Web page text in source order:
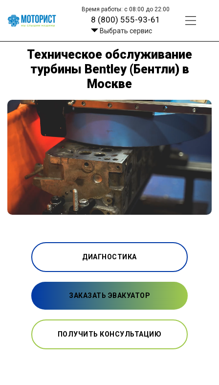
Время работы: с 08:00 до 22:00
8 (800) 555-93-61
Выбрать сервис
Техническое обслуживание
турбины Bentley (Бентли) в
Москве
ДИАГНОСТИКА
ЗАКАЗАТЬ ЭВАКУАТОР
ПОЛУЧИТЬ КОНСУЛЬТАЦИЮ